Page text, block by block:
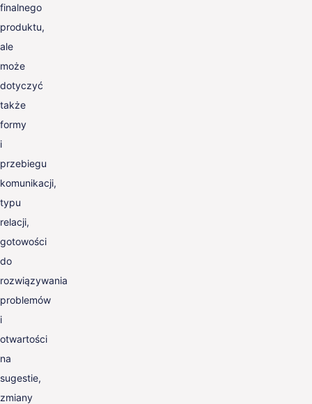
finalnego
produktu,
ale
może
dotyczyć
także
formy
i
przebiegu
komunikacji,
typu
relacji,
gotowości
do
rozwiązywania
problemów
i
otwartości
na
sugestie,
zmiany